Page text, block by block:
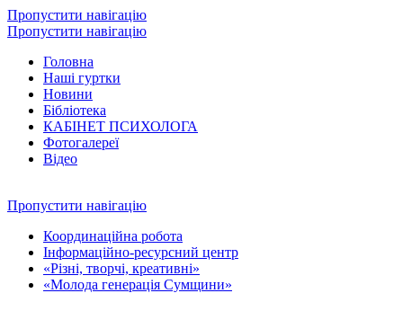
Пропустити навігацію
Пропустити навігацію
Головна
Наші гуртки
Новини
Бібліотека
КАБІНЕТ ПСИХОЛОГА
Фотогалереї
Відео
Пропустити навігацію
Координаційна робота
Інформаційно-ресурсний центр
«Різні, творчі, креативні»
«Молода генерація Сумщини»